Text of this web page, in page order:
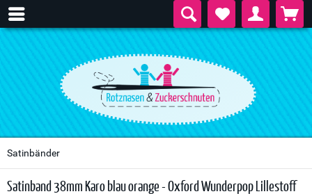
Satinbänder
Satinband 38mm Karo blau orange - Oxford Wunderpop Lillestoff